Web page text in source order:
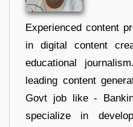
Experienced content
in digital content
educational
leading content
Govt job like -
specialize in